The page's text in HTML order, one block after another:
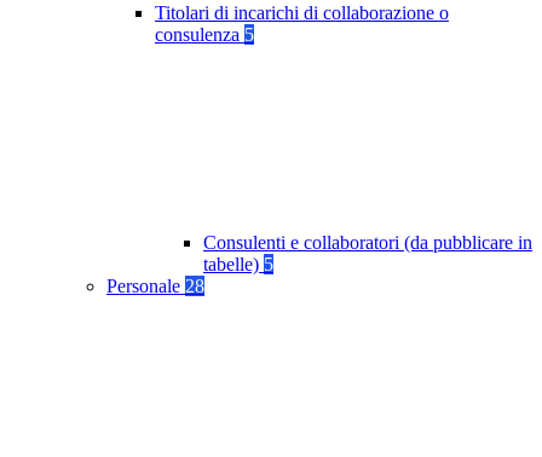
Titolari di incarichi di collaborazione o
consulenza 5
Consulenti e collaboratori (da pubblicare in
tabelle) 5
Personale 28